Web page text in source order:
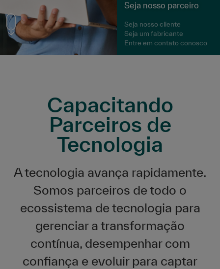
Seja nosso parceiro
Seja nosso cliente
Seja um fabricante
Entre em contato conosco
Capacitando
Parceiros de
Tecnologia
A tecnologia avança rapidamente.
Somos parceiros de todo o
ecossistema de tecnologia para
gerenciar a transformação
contínua, desempenhar com
confiança e evoluir para captar